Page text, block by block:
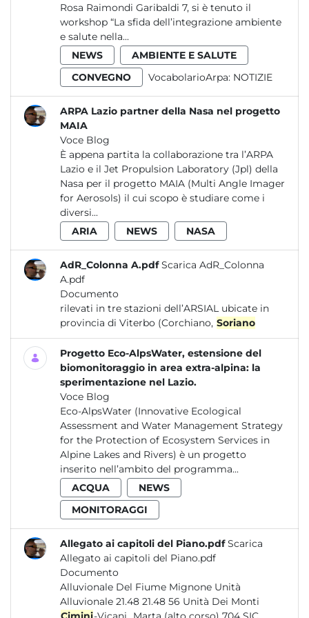
Rosa Raimondi Garibaldi 7, si è tenuto il
workshop “La sfida dell’integrazione ambiente
e salute nella...
NEWS
AMBIENTE E SALUTE
CONVEGNO
VocabolarioArpa: NOTIZIE
ARPA Lazio partner della Nasa nel progetto
MAIA
Voce Blog
È appena partita la collaborazione tra l’ARPA
Lazio e il Jet Propulsion Laboratory (Jpl) della
Nasa per il progetto MAIA (Multi Angle Imager
for Aerosols) il cui scopo è studiare come i
diversi...
ARIA
NEWS NASA
AdR_Colonna A.pdf Scarica AdR_Colonna
A.pdf
Documento
rilevati in tre stazioni dell’ARSIAL ubicate in
provincia di Viterbo (Corchiano, Soriano
Progetto Eco-AlpsWater, estensione del
biomonitoraggio in area extra-alpina: la
sperimentazione nel Lazio.
Voce Blog
Eco-AlpsWater (Innovative Ecological
Assessment and Water Management Strategy
for the Protection of Ecosystem Services in
Alpine Lakes and Rivers) è un progetto
inserito nell’ambito del programma...
ACQUA
NEWS
MONITORAGGI
Allegato ai capitoli del Piano.pdf Scarica
Allegato ai capitoli del Piano.pdf
Documento
Alluvionale Del Fiume Mignone Unità
Alluvionale 21.48 21.48 56 Unità Dei Monti